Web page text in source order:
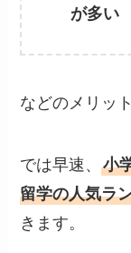
が多い
などのメリッ
では早速、小
留学の人気ラ
きます。